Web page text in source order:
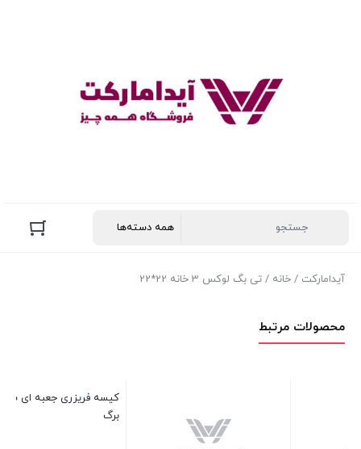
آیدامارکت / خانه / تی بگ لوکس 3 خانه 22*22
محصولات مرتبط
جا قاشقی چوب روس درب